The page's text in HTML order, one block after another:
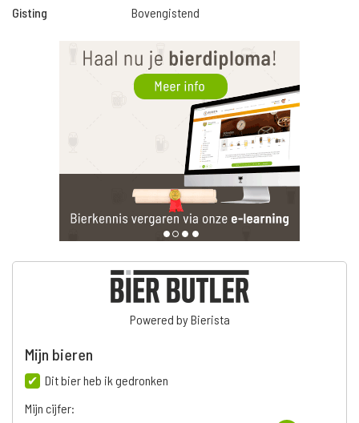
Gisting
Bovengistend
Powered by Bierista
Mijn bieren
Dit bier heb ik gedronken
Mijn cijfer: